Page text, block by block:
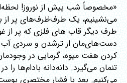
«مخصوصاً شب پیش از نوروز!
می‌نشینیم، یک طرف‌‌ظرف‌های پر
طرف دیگر قاب های فلزی که پر
دست‌های‌مان از ترشدن و سردی آب
کردن هفت میوه، گرمایی در
تنمان می‌گیرد. دانه‌دانه بادام‌ها
می‌کنیم. بعد با فشار مختصری